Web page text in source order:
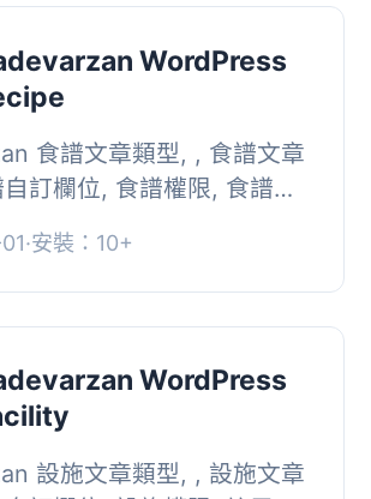
WordPress
食譜文章類型, , 食譜文章
訂欄位, 食譜權限, 食譜分
·安裝：10+
WordPress
設施文章類型, , 設施文章